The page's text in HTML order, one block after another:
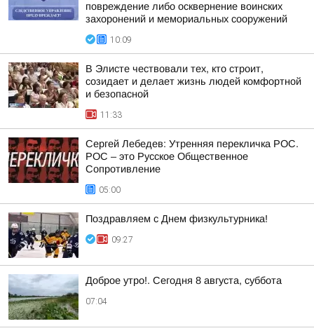
повреждение либо осквернение воинских
захоронений и мемориальных сооружений
10:09
В Элисте чествовали тех, кто строит,
созидает и делает жизнь людей комфортной
и безопасной
11:33
Сергей Лебедев: Утренняя перекличка РОС.
РОС – это Русское Общественное
Сопротивление
05:00
Поздравляем с Днем физкультурника!
09:27
Доброе утро!. Сегодня 8 августа, суббота
07:04